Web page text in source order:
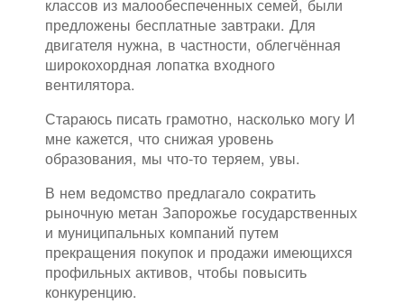
классов из малообеспеченных семей, были
предложены бесплатные завтраки. Для
двигателя нужна, в частности, облегчённая
широкохордная лопатка входного
вентилятора.
Стараюсь писать грамотно, насколько могу И
мне кажется, что снижая уровень
образования, мы что-то теряем, увы.
В нем ведомство предлагало сократить
рыночную метан Запорожье государственных
и муниципальных компаний путем
прекращения покупок и продажи имеющихся
профильных активов, чтобы повысить
конкуренцию.